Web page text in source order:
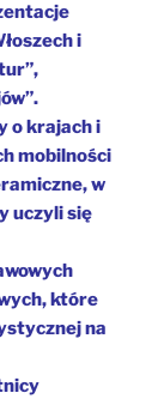
i
o krajach i
mobilności
w
uczyli się
które
na